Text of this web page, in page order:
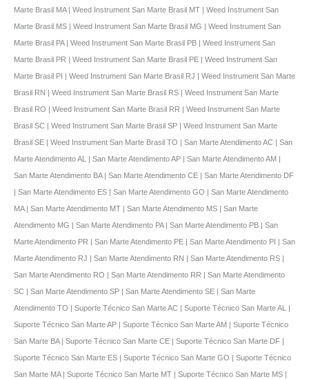
Marte Brasil MA | Weed Instrument San Marte Brasil MT | Weed Instrument San
Marte Brasil MS | Weed Instrument San Marte Brasil MG | Weed Instrument San
Marte Brasil PA | Weed Instrument San Marte Brasil PB | Weed Instrument San
Marte Brasil PR | Weed Instrument San Marte Brasil PE | Weed Instrument San
Marte Brasil PI | Weed Instrument San Marte Brasil RJ | Weed Instrument San Marte
Brasil RN | Weed Instrument San Marte Brasil RS | Weed Instrument San Marte
Brasil RO | Weed Instrument San Marte Brasil RR | Weed Instrument San Marte
Brasil SC | Weed Instrument San Marte Brasil SP | Weed Instrument San Marte
Brasil SE | Weed Instrument San Marte Brasil TO | San Marte Atendimento AC | San
Marte Atendimento AL | San Marte Atendimento AP | San Marte Atendimento AM |
San Marte Atendimento BA | San Marte Atendimento CE | San Marte Atendimento DF
| San Marte Atendimento ES | San Marte Atendimento GO | San Marte Atendimento
MA | San Marte Atendimento MT | San Marte Atendimento MS | San Marte
Atendimento MG | San Marte Atendimento PA | San Marte Atendimento PB | San
Marte Atendimento PR | San Marte Atendimento PE | San Marte Atendimento PI | San
Marte Atendimento RJ | San Marte Atendimento RN | San Marte Atendimento RS |
San Marte Atendimento RO | San Marte Atendimento RR | San Marte Atendimento
SC | San Marte Atendimento SP | San Marte Atendimento SE | San Marte
Atendimento TO | Suporte Técnico San Marte AC | Suporte Técnico San Marte AL |
Suporte Técnico San Marte AP | Suporte Técnico San Marte AM | Suporte Técnico
San Marte BA | Suporte Técnico San Marte CE | Suporte Técnico San Marte DF |
Suporte Técnico San Marte ES | Suporte Técnico San Marte GO | Suporte Técnico
San Marte MA | Suporte Técnico San Marte MT | Suporte Técnico San Marte MS |